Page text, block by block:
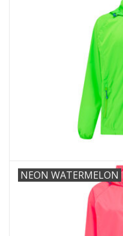
NEON WATERMELON